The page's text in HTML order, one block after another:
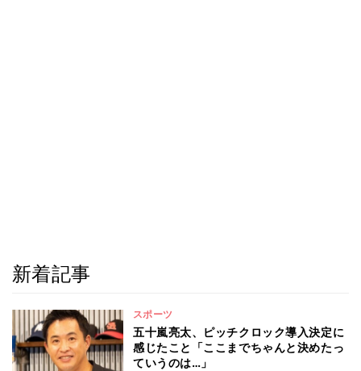
新着記事
スポーツ
五十嵐亮太、ピッチクロック導入決定に
感じたこと「ここまでちゃんと決めたっ
ていうのは…」